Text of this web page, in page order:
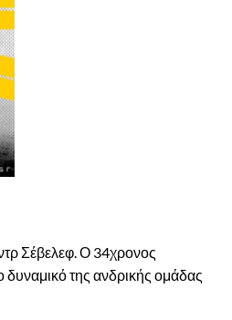
Σέβελεφ. Ο 34χρονος
της ανδρικής ομάδας